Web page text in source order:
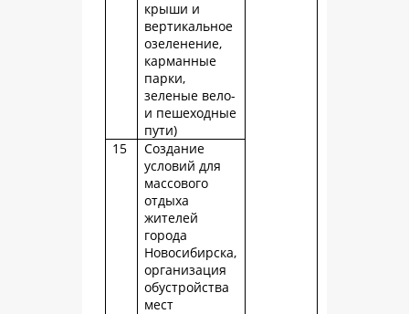
крыши и
вертикальное
озеленение,
карманные
парки,
зеленые вело-
и пешеходные
пути)
15
Создание
условий для
массового
отдыха
жителей
города
Новосибирска,
организация
обустройства
мест